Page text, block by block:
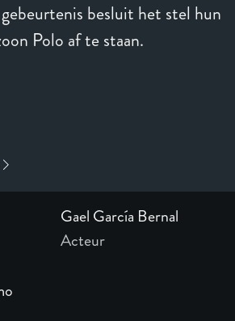
besluit het stel hun
Polo af te staan.
Gael García Bernal
Acteur